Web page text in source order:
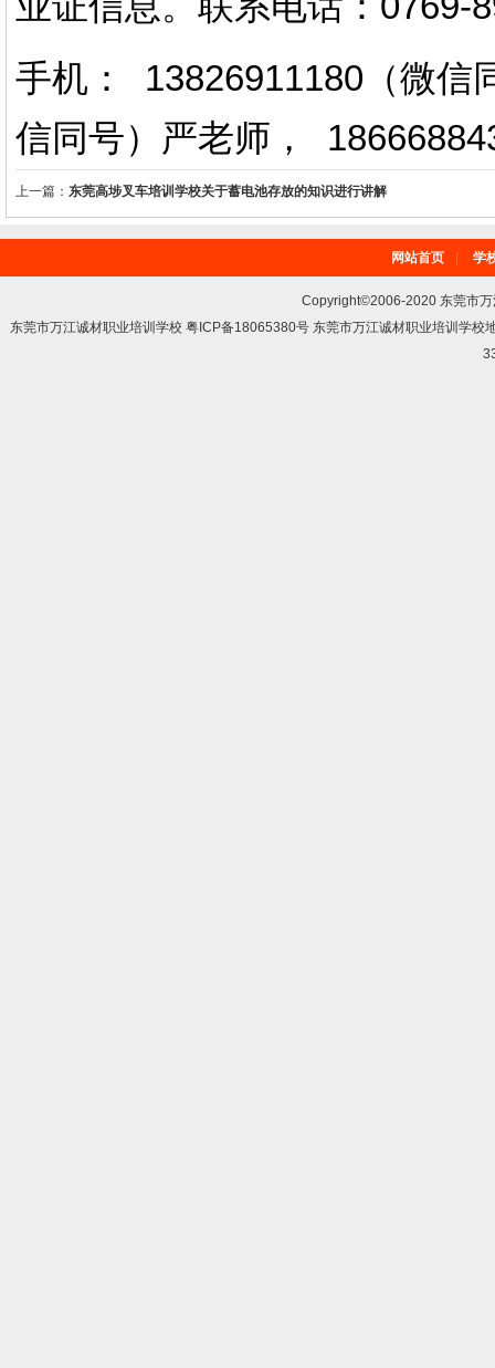
手机： 13826911180（微信
信同号）严老师 ，
上一篇： 东莞高埗叉车培训学校关于蓄电池存放的知识进行讲解
网站首页 学
Copyright©2006-2020 东莞市
东莞市万江诚材职业培训学校 粤ICP备18065380号 东莞市万江诚材职业培训学